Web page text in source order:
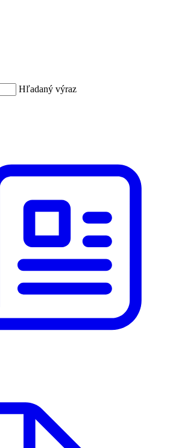
Hľadaný výraz